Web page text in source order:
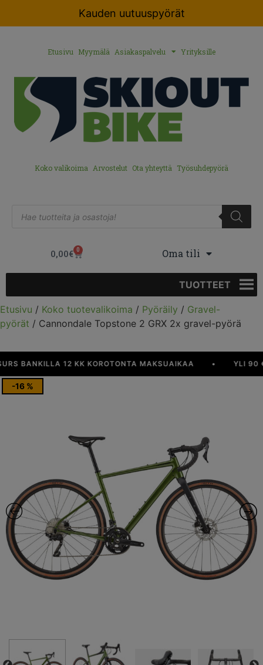
Kauden uutuuspyörät
Etusivu Myymälä Asiakaspalvelu Yrityksille
Koko valikoima Arvostelut Ota yhteyttä Työsuhdepyörä
0,00€ 0 Oma tili
TUOTTEET
Etusivu / Koko tuotevalikoima / Pyöräily / Gravel-
pyörät / Cannondale Topstone 2 GRX 2x gravel-pyörä
12 KK KOROTONTA MAKSUAIKAA • YLI 90 €
-16 %